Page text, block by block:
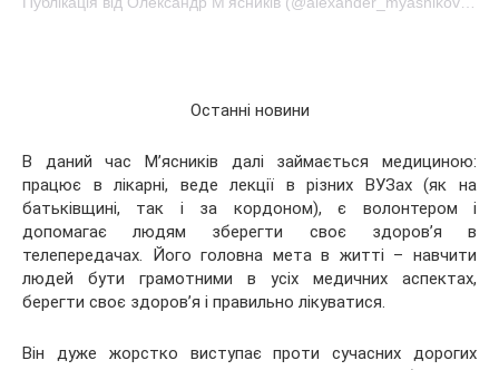
Останні новини
В даний час М’ясників далі займається медициною:
працює в лікарні, веде лекції в різних ВУЗах (як на
батьківщині, так і за кордоном), є волонтером і
допомагає людям зберегти своє здоров’я в
телепередачах. Його головна мета в житті – навчити
людей бути грамотними в усіх медичних аспектах,
берегти своє здоров’я і правильно лікуватися.
Він дуже жорстко виступає проти сучасних дорогих